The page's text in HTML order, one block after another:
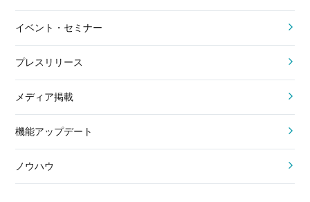
イベント・セミナー
プレスリリース
メディア掲載
機能アップデート
ノウハウ